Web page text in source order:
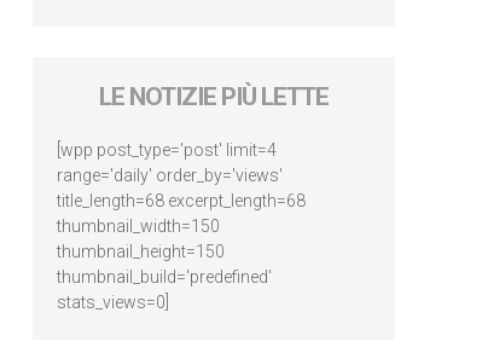
LE NOTIZIE PIÙ LETTE
[wpp post_type='post' limit=4
range='daily' order_by='views'
title_length=68 excerpt_length=68
thumbnail_width=150
thumbnail_height=150
thumbnail_build='predefined'
stats_views=0]